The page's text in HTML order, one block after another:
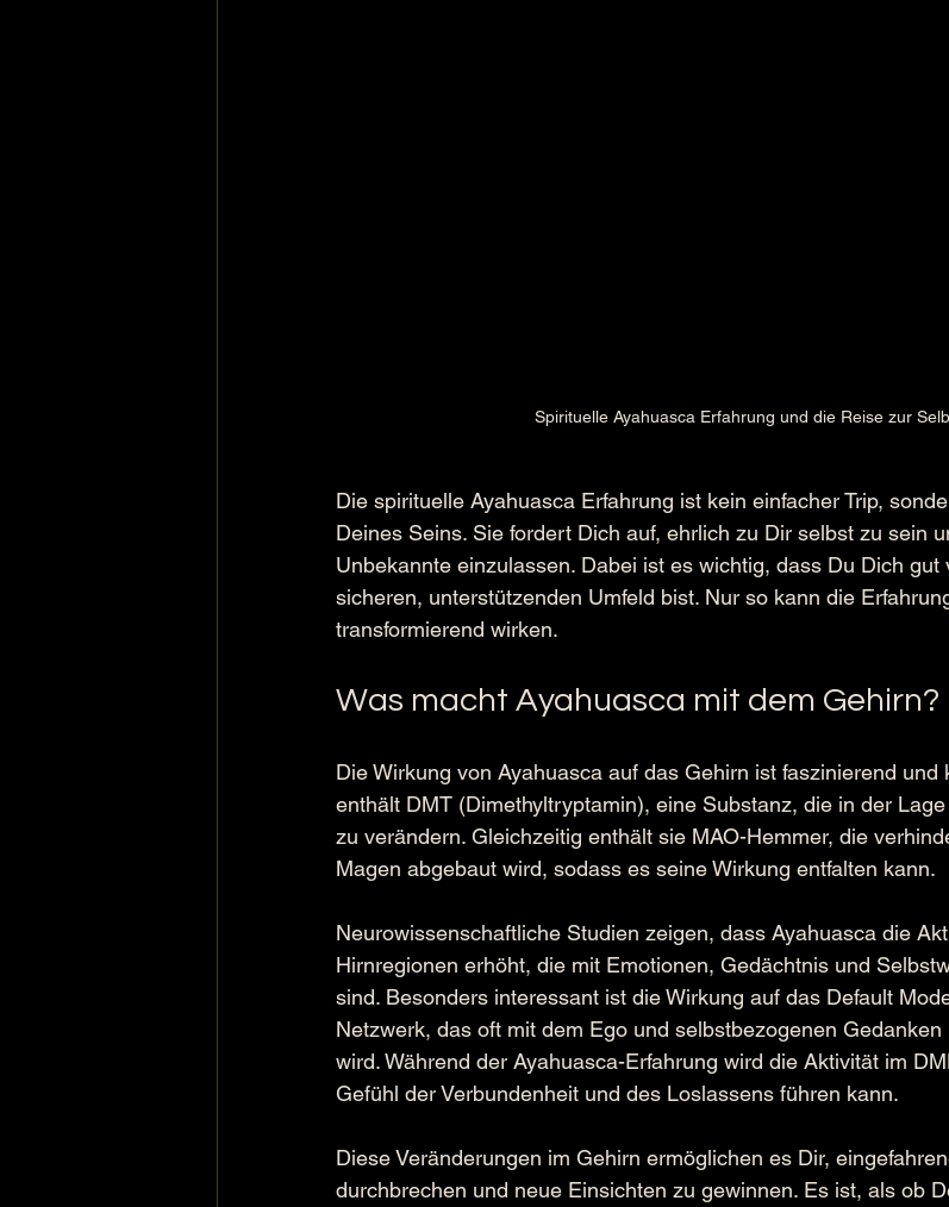
Spirituelle Ayahuasca Erfahrung und die Reise zur
Die spirituelle Ayahuasca Erfahrung ist kein einfacher Trip,
Deines Seins. Sie fordert Dich auf, ehrlich zu Dir selbst zu sein
Unbekannte einzulassen. Dabei ist es wichtig, dass Du Dich gut
sicheren, unterstützenden Umfeld bist. Nur so kann die
transformierend wirken.
Was macht Ayahuasca mit dem Gehirn?
Die Wirkung von Ayahuasca auf das Gehirn ist faszinierend und
enthält DMT (Dimethyltryptamin), eine Substanz, die in der
zu verändern. Gleichzeitig enthält sie MAO-Hemmer, die
Magen abgebaut wird, sodass es seine Wirkung entfalten kann.
Neurowissenschaftliche Studien zeigen, dass Ayahuasca die
Hirnregionen erhöht, die mit Emotionen, Gedächtnis und
sind. Besonders interessant ist die Wirkung auf das Default
Netzwerk, das oft mit dem Ego und selbstbezogenen
wird. Während der Ayahuasca-Erfahrung wird die Aktivität im
Gefühl der Verbundenheit und des Loslassens führen kann.
Diese Veränderungen im Gehirn ermöglichen es Dir,
durchbrechen und neue Einsichten zu gewinnen. Es ist, als ob